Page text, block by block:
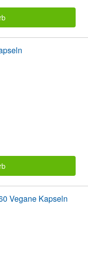
Vegane Kapseln